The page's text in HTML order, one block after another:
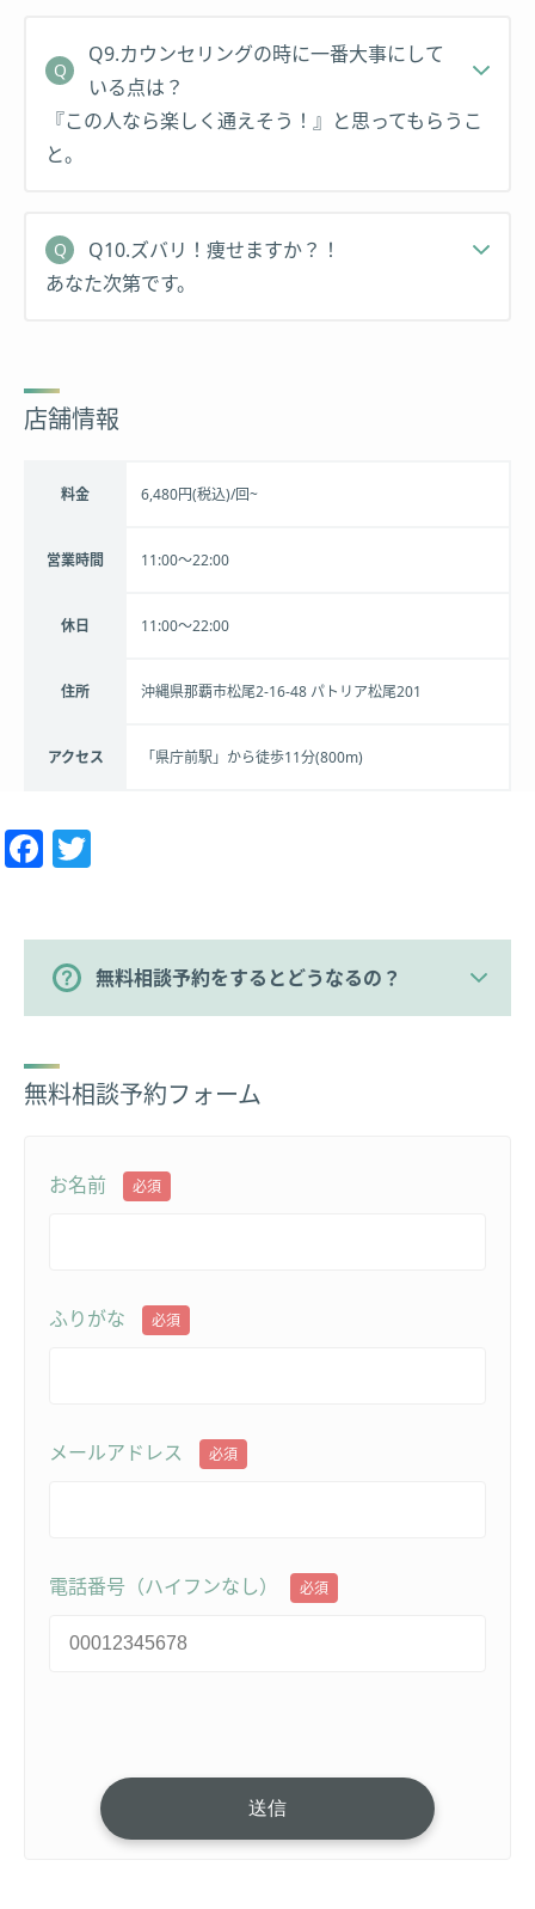
Q9.カウンセリングの時に一番大事にして
いる点は？
『この人なら楽しく通えそう！』と思ってもらうこ
と。
Q10.ズバリ！痩せますか？！
あなた次第です。
店舗情報
料金 6,480円(税込)/回~
営業時間 11:00～22:00
休日 11:00～22:00
住所 沖縄県那覇市松尾2-16-48 パトリア松尾201
アクセス 「県庁前駅」から徒歩11分(800m)
Facebook
無料相談予約をするとどうなるの？
無料相談予約フォーム
お名前 必須
ふりがな 必須
メールアドレス 必須
電話番号（ハイフンなし） 必須